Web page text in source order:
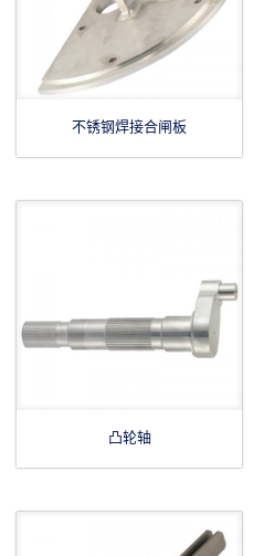
不锈钢焊接合闸板
凸轮轴